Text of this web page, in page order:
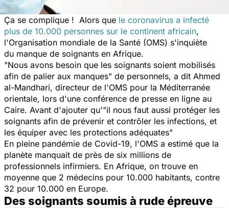
Ça se complique ! Alors que le coronavirus a infecté
plus de 10.000 personnes sur le continent africain,
l'Organisation mondiale de la Santé (OMS) s'inquiète
du manque de soignants en Afrique.
"Nous avons besoin que les soignants soient mobilisés
afin de palier aux manques" de personnels, a dit Ahmed
al-Mandhari, directeur de l'OMS pour la Méditerranée
orientale, lors d'une conférence de presse en ligne au
Caire. Avant d'ajouter qu'"il nous faut aussi protéger les
soignants afin de prévenir et contrôler les infections, et
les équiper avec les protections adéquates"
En pleine pandémie de Covid-19, l'OMS a estimé que la
planète manquait de près de six millions de
professionnels infirmiers. En Afrique, on trouve en
moyenne que 2 médecins pour 10.000 habitants, contre
32 pour 10.000 en Europe.
Des soignants soumis à rude épreuve